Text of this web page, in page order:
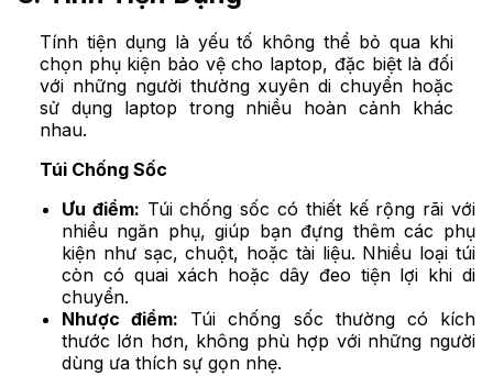
Tính tiện dụng là yếu tố không thể bỏ qua khi
chọn phụ kiện bảo vệ cho laptop, đặc biệt là đối
với những người thường xuyên di chuyển hoặc
sử dụng laptop trong nhiều hoàn cảnh khác
nhau.
Túi Chống Sốc
Ưu điểm: Túi chống sốc có thiết kế rộng rãi với
nhiều ngăn phụ, giúp bạn đựng thêm các phụ
kiện như sạc, chuột, hoặc tài liệu. Nhiều loại túi
còn có quai xách hoặc dây đeo tiện lợi khi di
chuyển.
Nhược điểm: Túi chống sốc thường có kích
thước lớn hơn, không phù hợp với những người
dùng ưa thích sự gọn nhẹ.